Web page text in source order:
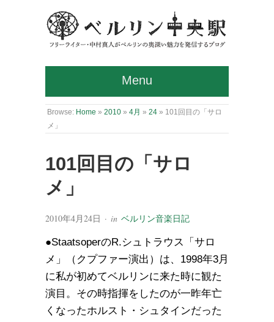
Menu
Browse: Home » 2010 » 4月 » 24 » 101回目の「サロ
メ」
101回目の「サロ
メ」
2010年4月24日 · in ベルリン音楽日記
●StaatsoperのR.シュトラウス「サロ
メ」（クプファー演出）は、1998年3月
に私が初めてベルリンに来た時に観た
演目。その時指揮をしたのが一昨年亡
くなったホルスト・シュタインだった